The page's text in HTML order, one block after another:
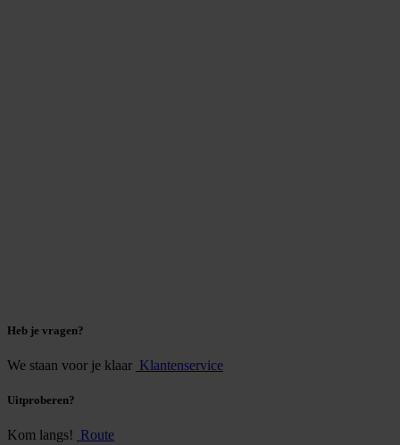
Heb je vragen?
We staan voor je klaar Klantenservice
Uitproberen?
Kom langs! Route